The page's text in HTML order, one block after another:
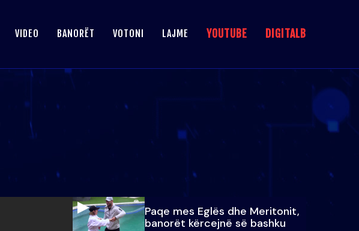
VIDEO BANORËT VOTONI LAJME YOUTUBE DIGITALB
Paqe mes Eglës dhe Meritonit,
banorët kërcejnë së bashku